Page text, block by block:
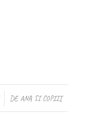
DE ANA SI COPIII